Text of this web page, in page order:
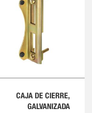
CAJA DE CIERRE,
GALVANIZADA